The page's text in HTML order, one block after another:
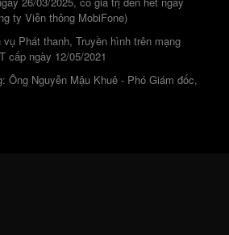
ty Viễn thông MobiFone)
Phát thanh, Truyền hình trên mạng
cấp ngày 12/05/2021
Ông Nguyễn Mậu Khuê - Phó Giám đốc,